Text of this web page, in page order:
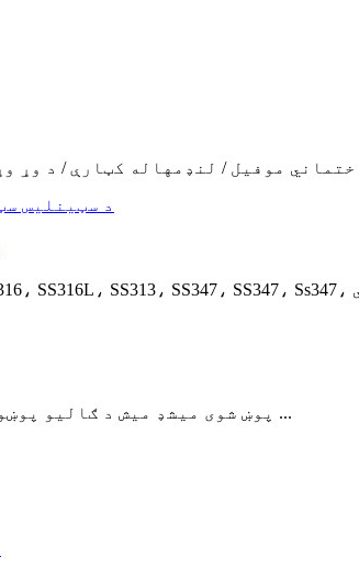
د PVC پوښ شوی میشډ میش د ګالیو پوښونو سره جوړیږي د ګالین شوي زه ...